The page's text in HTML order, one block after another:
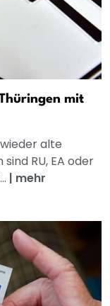
mit
alte
RU, EA oder
| mehr